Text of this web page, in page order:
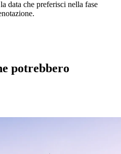
data che preferisci nella fase
potrebbero